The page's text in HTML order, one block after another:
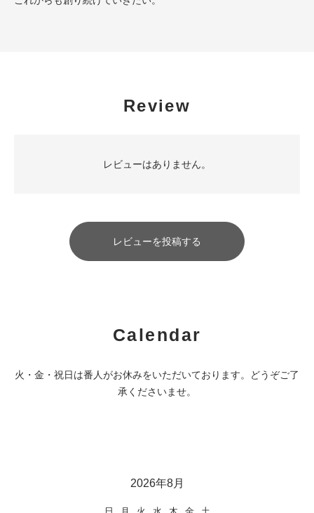
Review
レビューはありません。
レビューを投稿する
Calendar
火・金・祝日は番人がお休みをいただいております。どうぞご了
承くださいませ。
2026年8月